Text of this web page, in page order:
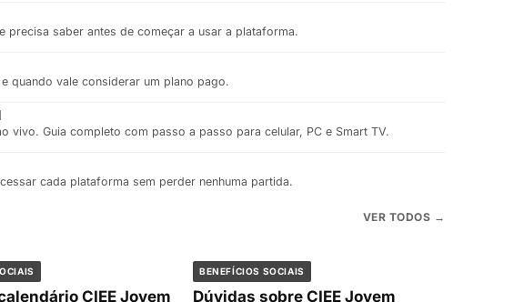
precisa saber antes de começar a usar a plataforma.
quando vale considerar um plano pago.
vivo. Guia completo com passo a passo para celular, PC e Smart TV.
cada plataforma sem perder nenhuma partida.
VER TODOS →
CIEE Jovem
BENEFÍCIOS SOCIAIS
Dúvidas sobre CIEE Jovem